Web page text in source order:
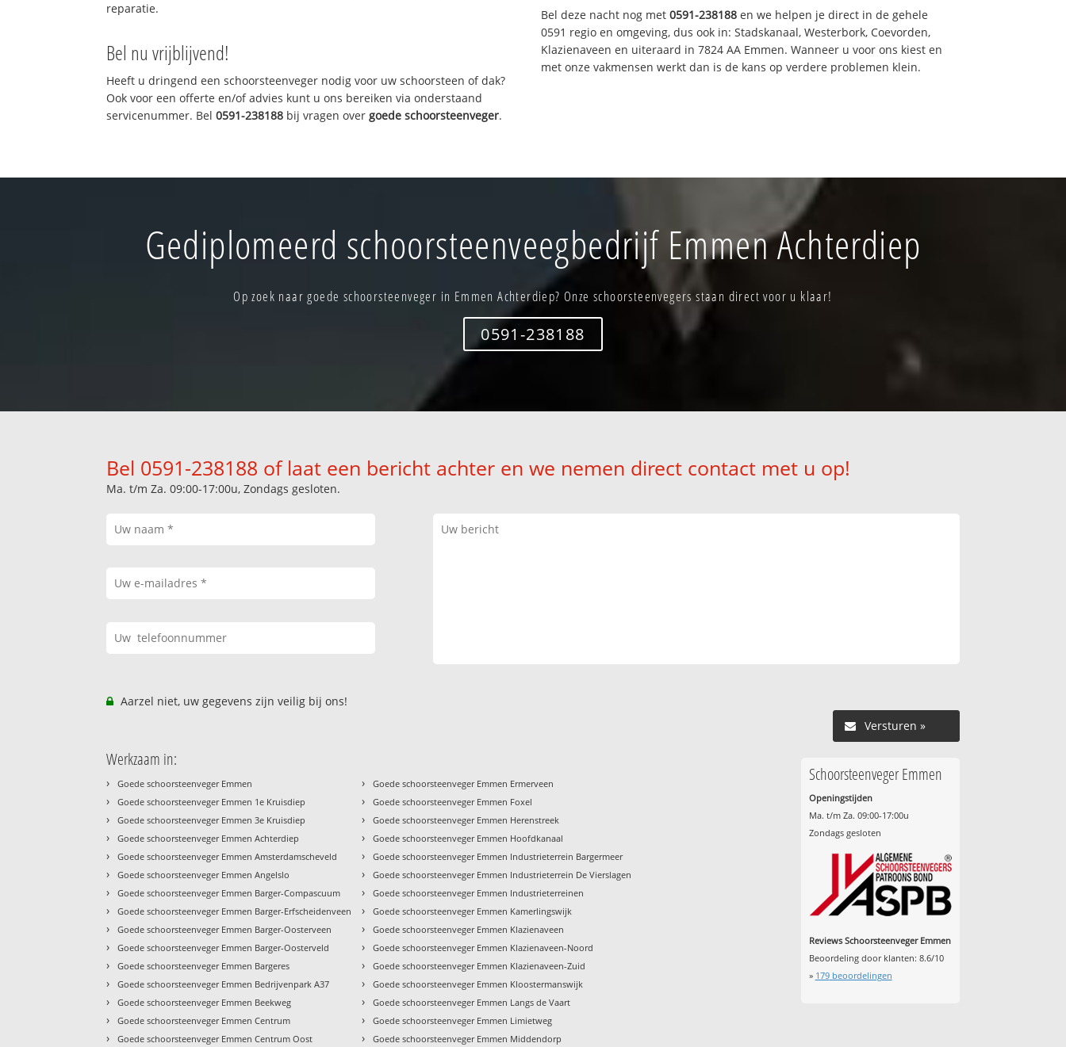
reparatie.
Bel nu vrijblijvend!
Heeft u dringend een schoorsteenveger nodig voor uw schoorsteen of dak?
Ook voor een offerte en/of advies kunt u ons bereiken via onderstaand
servicenummer. Bel0591-238188 bij vragen overgoede schoorsteenveger.
Bel deze nacht nog met 0591-238188 en we helpen je direct in de gehele
0591 regio en omgeving, dus ook in: Stadskanaal, Westerbork, Coevorden,
Klazienaveen en uiteraard in 7824 AA Emmen. Wanneer u voor ons kiest en
met onze vakmensen werkt dan is de kans op verdere problemen klein.
Gediplomeerd schoorsteenveegbedrijf Emmen Achterdiep
Op zoek naar goede schoorsteenveger in Emmen Achterdiep? Onze schoorsteenvegers staan direct voor u klaar!
0591-238188
Bel 0591-238188 of laat een bericht achter en we nemen direct contact met u op!
Ma. t/m Za. 09:00-17:00u, Zondags gesloten.
Aarzel niet, uw gegevens zijn veilig bij ons!
Versturen »
Werkzaam in:
› Goede schoorsteenveger Emmen
› Goede schoorsteenveger Emmen 1e Kruisdiep
› Goede schoorsteenveger Emmen 3e Kruisdiep
› Goede schoorsteenveger Emmen Achterdiep
› Goede schoorsteenveger Emmen Amsterdamscheveld
› Goede schoorsteenveger Emmen Angelslo
› Goede schoorsteenveger Emmen Barger-Compascuum
› Goede schoorsteenveger Emmen Barger-Erfscheidenveen
› Goede schoorsteenveger Emmen Barger-Oosterveen
› Goede schoorsteenveger Emmen Barger-Oosterveld
› Goede schoorsteenveger Emmen Bargeres
› Goede schoorsteenveger Emmen Bedrijvenpark A37
› Goede schoorsteenveger Emmen Beekweg
› Goede schoorsteenveger Emmen Centrum
› Goede schoorsteenveger Emmen Centrum Oost
› Goede schoorsteenveger Emmen Ermerveen
› Goede schoorsteenveger Emmen Foxel
› Goede schoorsteenveger Emmen Herenstreek
› Goede schoorsteenveger Emmen Hoofdkanaal
› Goede schoorsteenveger Emmen Industrieterrein Bargermeer
› Goede schoorsteenveger Emmen Industrieterrein De Vierslagen
› Goede schoorsteenveger Emmen Industrieterreinen
› Goede schoorsteenveger Emmen Kamerlingswijk
› Goede schoorsteenveger Emmen Klazienaveen
› Goede schoorsteenveger Emmen Klazienaveen-Noord
› Goede schoorsteenveger Emmen Klazienaveen-Zuid
› Goede schoorsteenveger Emmen Kloostermanswijk
› Goede schoorsteenveger Emmen Langs de Vaart
› Goede schoorsteenveger Emmen Limietweg
› Goede schoorsteenveger Emmen Middendorp
Schoorsteenveger Emmen
Openingstijden
Ma. t/m Za. 09:00-17:00u
Zondags gesloten
Reviews Schoorsteenveger Emmen
Beoordeling door klanten: 8.6/10
» 179beoordelingen